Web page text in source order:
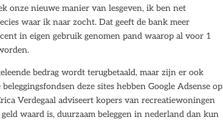
onze nieuwe manier van lesgeven, ik ben net
waar ik naar zocht. Dat geeft de bank meer
in eigen gebruik genomen pand waarop al voor 1
bedrag wordt terugbetaald, maar zijn er ook
deze sites hebben Google Adsense op
Verdegaal adviseert kopers van recreatiewoningen
waard is, duurzaam beleggen in nederland dan kun